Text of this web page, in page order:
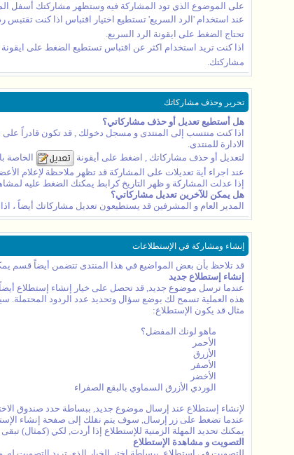
على الموضوع الذي تود المشاركة فيه وستظهر مشاركتك أسفل
عند استخدام 'الرد السريع' تستطيع اختيار اقتباس اذا كنت
تحتاج الضغط على ايقونة الرد السريع.
اذا كنت تريد استخدام اكثر عن اقتباس تستطيع الضغط على
مشاركتك.
تحرير وحذف مشاركاتك
هل أستطيع تعديل أو حذف مشاركاتي؟
اذا كنت منتسب إلى المنتدى و مسجل دخولك , قد تكون قادراً على
الادارة للمنتدى.
لتعديل أو حذف مشاركاتك , اضغط على أيقونة
الخاصة
عند اجراء أية تعديلات على المشاركة قد تظهر ملاحظة لإعلام
إذا عدلت المشاركة و ظهر التاريخ كرابط يمكنك الضغط عليه
هل يمكن للآخرين تعديل مشاركاتي؟
المدير العام و المشرفين قد يستطيعون تعديل مشاركاتك أيضاً ،
إنشاء ومشاركة في الإستطلاعات
قد تلاحظ بأن بعض المواضيع في هذا المنتدى تتضمن أيضاً قسم
إنشاء إستطلاع جديد
عندما ترسل موضوع جديد, قد تحصل على خيار إنشاء إستطلاع
هذه العملية تسمح لك بوضع سؤال وتحديد عدد الردود المحتملة.
مثال قد يكون الإستطلاع:
ماهو لونك المفضل؟
الأحمر
الأزرق
الأصفر
الأخضر
الوردي الأزرق السماوي بالبقع الصفراء
لإنشاء إستطلاع عند إرسال موضوع جديد, ببساطة حدد صندوق
عندما تضغط على زر إرسال, سوف يتم نقلك إلى صفحة إنشاء
يمكنك تحديد المهلة الزمنية للإستطلاع إذا أردت, لكي (كمثال)
التصويت و مشاهدة الإستطلاع